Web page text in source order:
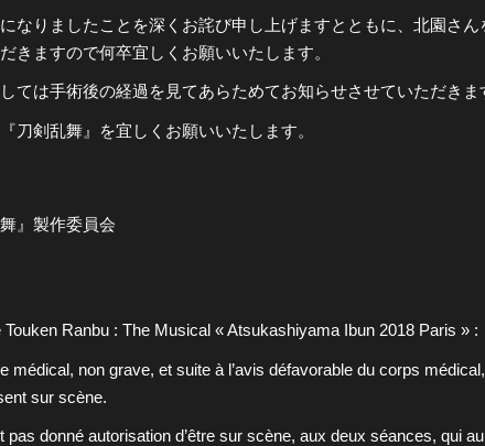
全公演
ディスコ
なりましたことを深くお詫び申し上げますとともに、北園さ
きますので何卒宜しくお願いいたします。
ては手術後の経過を見てあらためてお知らせさせていただきま
刀剣乱舞』を宜しくお願いいたします。
』製作委員会
Ranbu : The Musical « Atsukashiyama Ibun 2018 Paris » :
médical, non grave, et suite à l’avis défavorable du corps
sur scène.
pas donné autorisation d’être sur scène, aux deux séances, qui